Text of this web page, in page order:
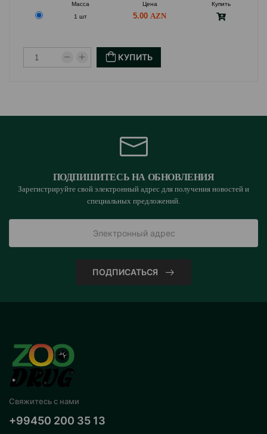
Масса Цена
Купить
1 шт
5.00
КУПИТЬ
ПОДПИШИТЕСЬ НА ОБНОВЛЕНИЯ
Зарегистрируйте свой электронный адрес для получения новостей и
специальных предложений.
ПОДПИСАТЬСЯ
Свяжитесь с нами
+99450 200 35 13